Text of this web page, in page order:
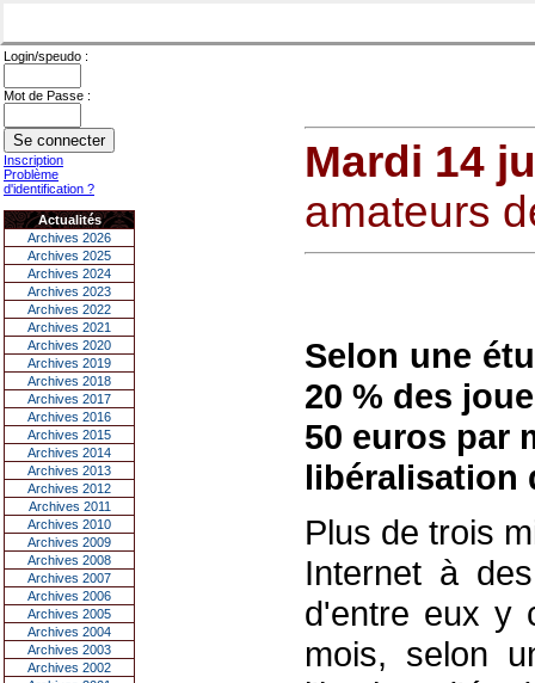
Login/speudo :
Mot de Passe :
Inscription
Problème
d'identification ?
Actualités
Archives 2026
Archives 2025
Archives 2024
Archives 2023
Archives 2022
Archives 2021
Archives 2020
Archives 2019
Archives 2018
Archives 2017
Archives 2016
Archives 2015
Archives 2014
Archives 2013
Archives 2012
Archives 2011
Archives 2010
Archives 2009
Archives 2008
Archives 2007
Archives 2006
Archives 2005
Archives 2004
Archives 2003
Archives 2002
Mardi 14
amateurs
Selon une
20 % des
50 euros par
libéralisation
Plus de trois
Internet à
d'entre eux y
mois, selon